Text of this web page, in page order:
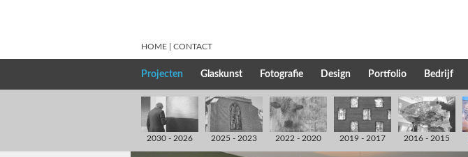
HOME CONTACT
Projecten Glaskunst Fotografie Design Portfolio Bedrijf
2030 - 2026 2025 - 2023 2022 - 2020 2019 - 2017 2016 - 2015